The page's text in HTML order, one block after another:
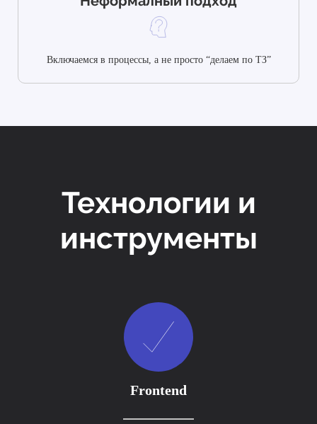
Включаемся в процессы, а не просто “делаем по ТЗ”
Технологии и
инструменты
Frontend